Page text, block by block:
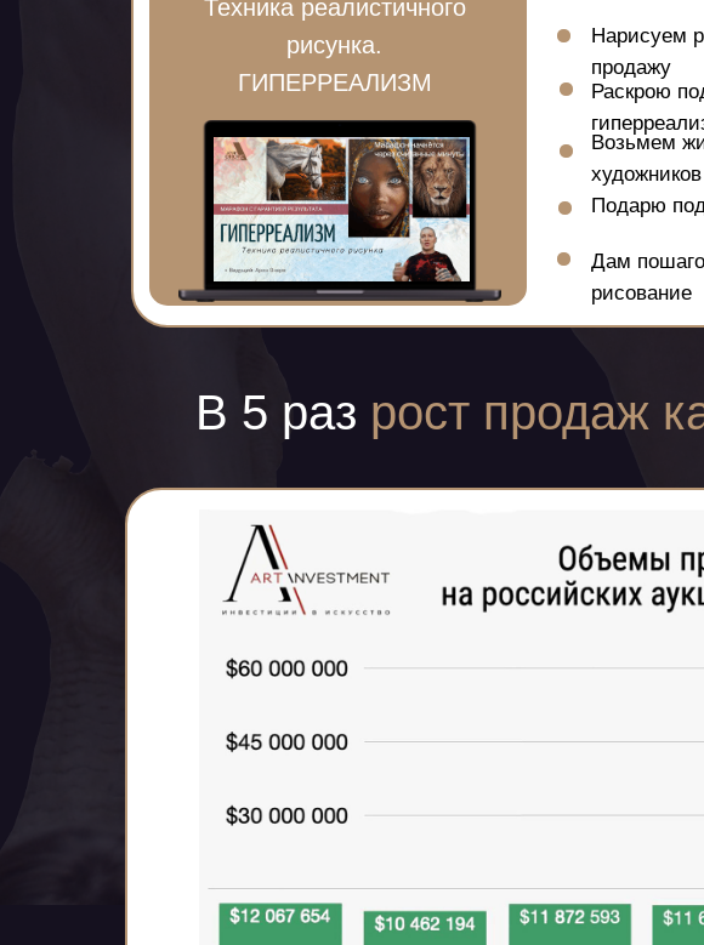
В 5 раз рост продаж
Возьмем
художников
Дам
рисование
Подарю
Раскрою
Нарисуем
продажу
Техника реалистичного
рисунка.
ГИПЕРРЕАЛИЗМ